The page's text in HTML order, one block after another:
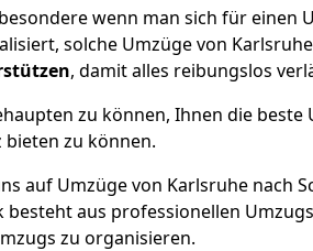
wenn man sich für einen
solche Umzüge von
, damit alles reibungslos
zu können, Ihnen die
bieten zu können.
auf Umzüge von Karlsruhe nach
besteht aus professionellen
zu organisieren.